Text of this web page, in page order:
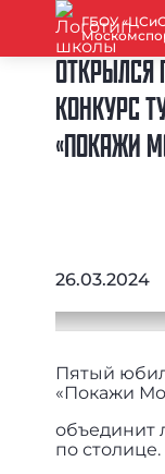
ГБОУ
ОТКРЫЛСЯ
КОНКУРС
«ПОКАЖИ
26.03.2024
Пятый
«Покажи
объединит
по